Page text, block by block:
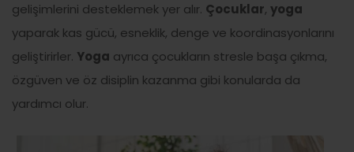
gelişimlerini desteklemek yer alır. Çocuklar, yoga
yaparak kas gücü, esneklik, denge ve koordinasyonlarını
geliştirirler. Yoga ayrıca çocukların stresle başa çıkma,
özgüven ve öz disiplin kazanma gibi konularda da
yardımcı olur.